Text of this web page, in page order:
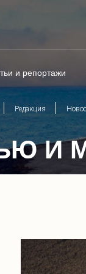
и репортажи
Редакция
И